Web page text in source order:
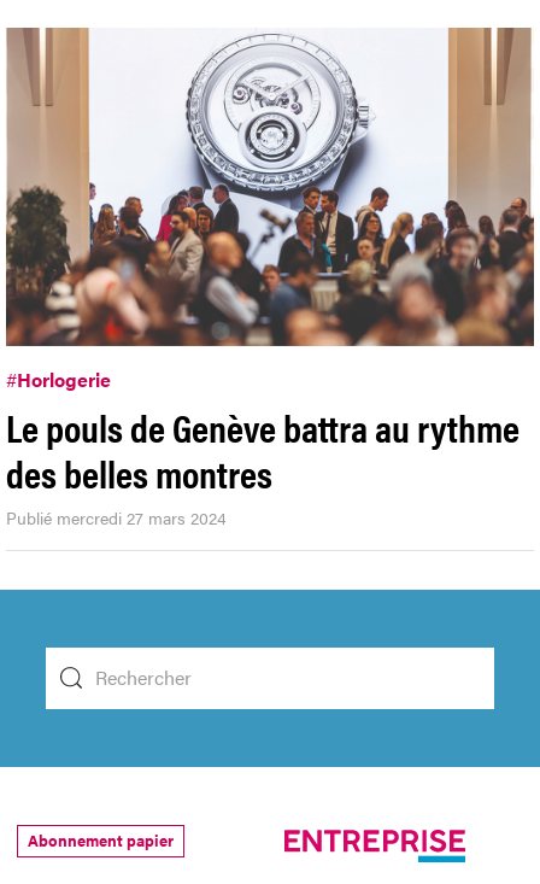
#Horlogerie
Le pouls de Genève battra au rythme
des belles montres
Publié mercredi 27 mars 2024
Abonnement papier